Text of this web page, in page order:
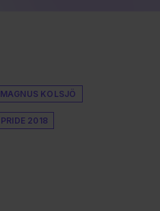
MAGNUS KOLSJÖ
PRIDE 2018